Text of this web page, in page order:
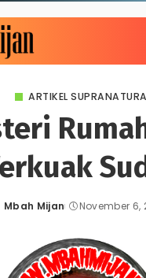
ARTIKEL
Posted
Mbah Mijan November 6,